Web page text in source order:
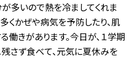
多いので熱を冷ましてくれま
多くかぜや病気を予防したり、肌
働きがあります。今日が、１学期
さず食べて、元気に夏休みを